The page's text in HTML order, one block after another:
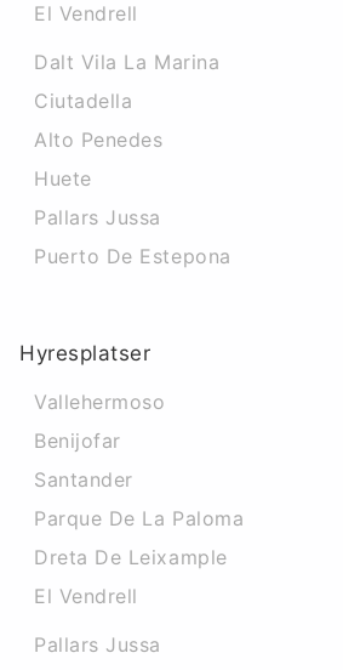
El Vendrell
Dalt Vila La Marina
Ciutadella
Alto Penedes
Huete
Pallars Jussa
Puerto De Estepona
Hyresplatser
Vallehermoso
Benijofar
Santander
Parque De La Paloma
Dreta De Leixample
El Vendrell
Pallars Jussa